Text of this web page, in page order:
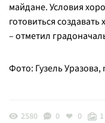
майдане. Условия
готовиться
– отметил
Фото: Гузель
2580 0 0 1